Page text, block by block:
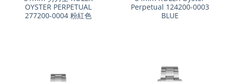
OYSTER PERPETUAL
277200-0004 粉紅色
Perpetual 124200-0003
BLUE